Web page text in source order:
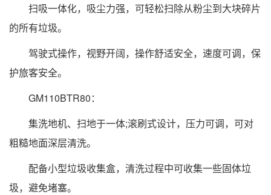
扫吸一体化，吸尘力强，可轻松扫除从粉尘到大块碎片
的所有垃圾。
驾驶式操作，视野开阔，操作舒适安全，速度可调，保
护旅客安全。
GM110BTR80：
集洗地机、扫地于一体;滚刷式设计，压力可调，可对
粗糙地面深层清洗。
配备小型垃圾收集盒，清洗过程中可收集一些固体垃
圾，避免堵塞。